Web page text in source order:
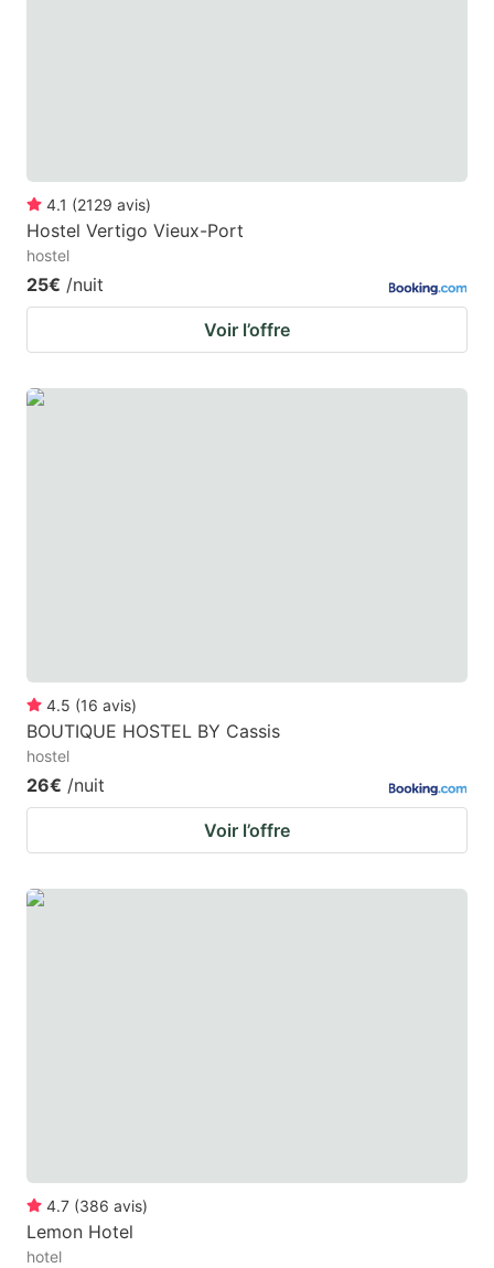
4.1 (2129 avis)
Hostel Vertigo Vieux-Port
hostel
25€ /nuit
Voir l’offre
4.5 (16 avis)
BOUTIQUE HOSTEL BY Cassis
hostel
26€ /nuit
Voir l’offre
4.7 (386 avis)
Lemon Hotel
hotel